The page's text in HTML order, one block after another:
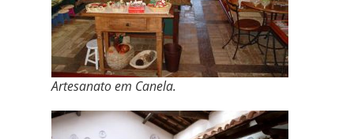
Artesanato em Canela.